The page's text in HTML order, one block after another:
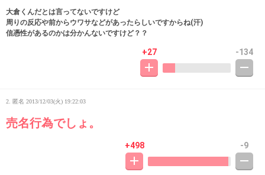
大倉くんだとは言ってないですけど
周りの反応や前からウワサなどがあったらしいですからね(汗)
信憑性があるのかは分かんないですけど？？
+27 -134
2. 匿名 2013/12/03(火) 19:22:03
売名行為でしょ。
+498 -9